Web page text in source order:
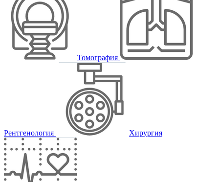
Томография
Рентгенология Хирургия